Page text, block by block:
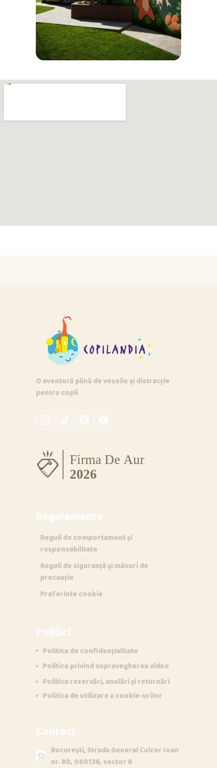
O aventură plină de veselie și distracție
pentru copii
Regulamente
Reguli de comportament și
responsabilitate
Reguli de siguranță și măsuri de
precauție
Preferinte cookie
Politici
Politica de confidențialitate
Politica privind supravegherea video
Politica rezervări, anulări și returnări
Politica de utilizare a cookie-urilor
Contact
București, Strada General Culcer Ioan
nr. 80, 060136, sector 6
O D Online acum